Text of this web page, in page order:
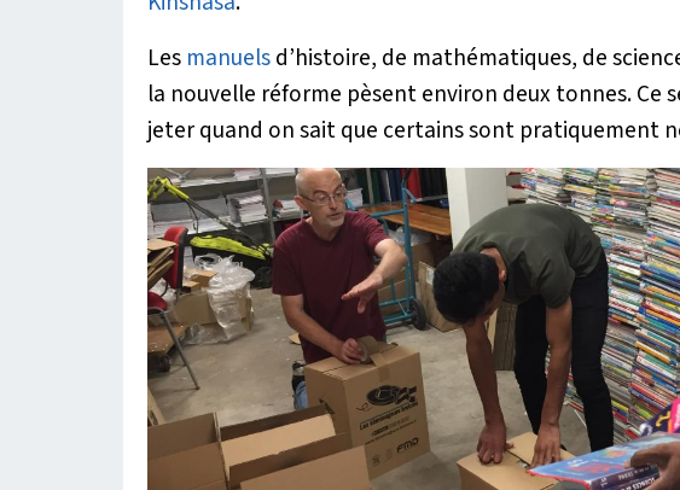
Les manuelsd’histoire, de mathématiques, de
la nouvelle réforme pèsent environ deux tonnes. Ce
jeter quand on sait que certains sont pratiquement